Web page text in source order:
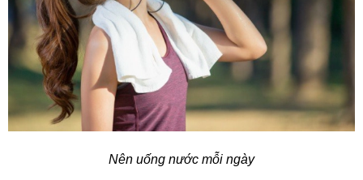
Nên uống nước mỗi ngày